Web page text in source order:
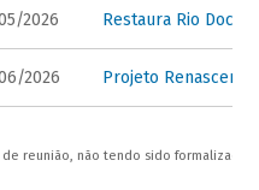
2026 Restaura Rio Doce
2026 Projeto Renascer
reunião, não tendo sido formalizada,